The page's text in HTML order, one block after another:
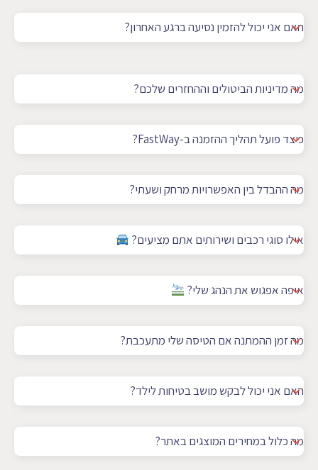
האם אני יכול להזמין נסיעה ברגע האחרון?
מה מדיניות הביטולים וההחזרים שלכם?
כיצד פועל תהליך ההזמנה ב-FastWay?
מה ההבדל בין האפשרויות מרחק ושעתי?
אילו סוגי רכבים ושירותים אתם מציעים?
איפה אפגוש את הנהג שלי?
מה זמן ההמתנה אם הטיסה שלי מתעכבת?
האם אני יכול לבקש מושב בטיחות לילד?
מה כלול במחירים המוצגים באתר?